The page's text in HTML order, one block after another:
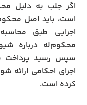
اگر جلب به دلیل
است، باید اصل
اجرایی طبق
محکوم‌له درباره
سپس رسید پرداخت
اجرای احکامی ارائه
کرده است.